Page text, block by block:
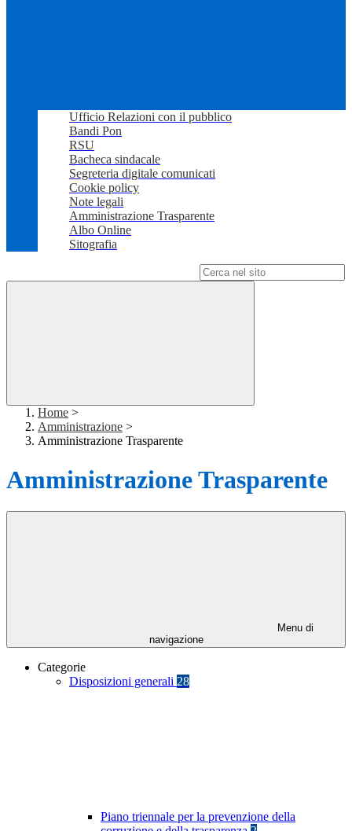
Ufficio Relazioni con il pubblico
Bandi Pon
RSU
Bacheca sindacale
Segreteria digitale comunicati
Cookie policy
Note legali
Amministrazione Trasparente
Albo Online
Sitografia
Home >
Amministrazione >
Amministrazione Trasparente
Amministrazione Trasparente
Menu di
navigazione
Categorie
Disposizioni generali 28
Piano triennale per la prevenzione della